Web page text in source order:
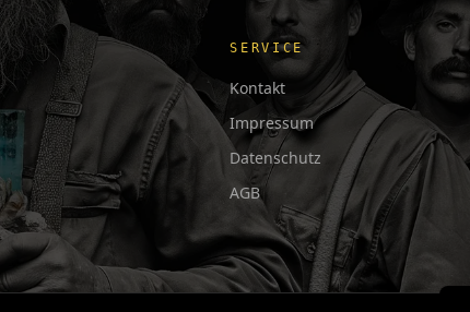
SERVICE
Kontakt
Impressum
Datenschutz
AGB